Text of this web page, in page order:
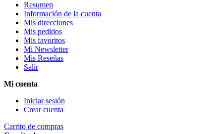
Resumen
Información de la cuenta
Mis direcciones
Mis pedidos
Mis favoritos
Mi Newsletter
Mis Reseñas
Salir
Mi cuenta
Iniciar sesión
Crear cuenta
Carrito de compras